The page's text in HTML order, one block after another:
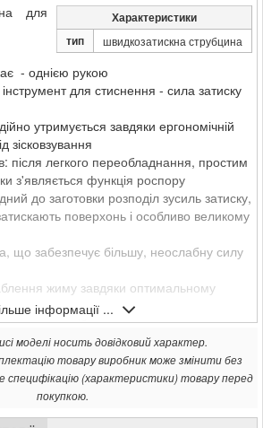
Характеристики
тип
швидкозатискна струбцина
для
- однією рукою
для стиснення - сила затиску
утримується завдяки ергономічній
зісковзування
після легкого переобладнання, простим
з'являється функція роспору
до заготовки розподіл зусиль затиску,
поверхонь і особливо великому
що забезпечує більшу, неослабну силу
жиму завдяки оптимальному
для надійного затиску круглих
елементи захищають деталь і
інформації ...
моделі носить довідковий характер.
товару виробник може змінити без
специфікацію (характеристики) товару перед
покупкою.